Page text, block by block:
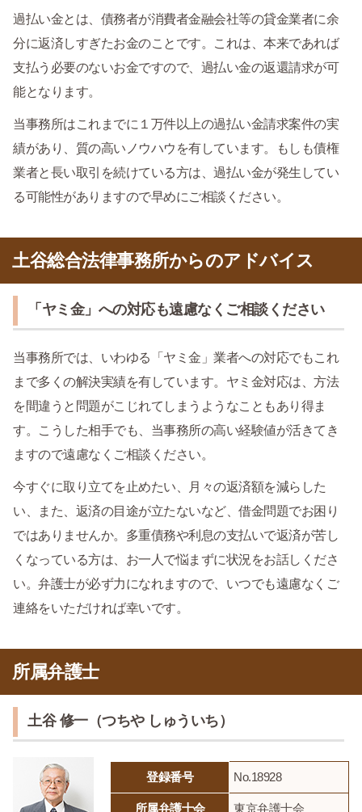
過払い金とは、債務者が消費者金融会社等の貸金業者に余
分に返済しすぎたお金のことです。これは、本来であれば
支払う必要のないお金ですので、過払い金の返還請求が可
能となります。
当事務所はこれまでに１万件以上の過払い金請求案件の実
績があり、質の高いノウハウを有しています。もしも債権
業者と長い取引を続けている方は、過払い金が発生してい
る可能性がありますので早めにご相談ください。
土谷総合法律事務所からのアドバイス
「ヤミ金」への対応も遠慮なくご相談ください
当事務所では、いわゆる「ヤミ金」業者への対応でもこれ
まで多くの解決実績を有しています。ヤミ金対応は、方法
を間違うと問題がこじれてしまうようなこともあり得ま
す。こうした相手でも、当事務所の高い経験値が活きてき
ますので遠慮なくご相談ください。
今すぐに取り立てを止めたい、月々の返済額を減らした
い、また、返済の目途が立たないなど、借金問題でお困り
ではありませんか。多重債務や利息の支払いで返済が苦し
くなっている方は、お一人で悩まずに状況をお話しくださ
い。弁護士が必ず力になれますので、いつでも遠慮なくご
連絡をいただければ幸いです。
所属弁護士
土谷 修一（つちや しゅういち）
登録番号 No.18928
所属弁護士会 東京弁護士会